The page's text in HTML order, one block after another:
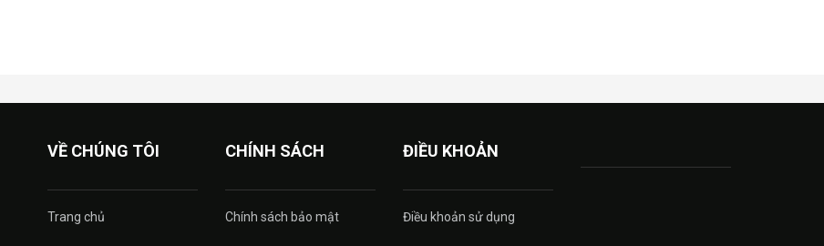
VỀ CHÚNG TÔI
Trang chủ
CHÍNH SÁCH
Chính sách bảo mật
ĐIỀU KHOẢN
Điều khoản sử dụng